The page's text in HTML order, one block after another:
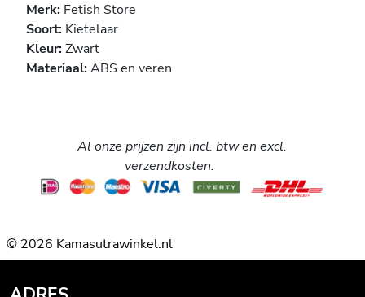
Merk: Fetish Store
Soort: Kietelaar
Kleur:Zwart
Materiaal:ABS en veren
Al onze prijzen zijn incl. btw en excl.
verzendkosten.
© 2026 Kamasutrawinkel.nl